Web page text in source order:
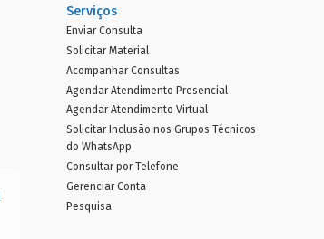
Serviços
Enviar Consulta
Solicitar Material
Acompanhar Consultas
Agendar Atendimento Presencial
Agendar Atendimento Virtual
Solicitar Inclusão nos Grupos Técnicos
do WhatsApp
Consultar por Telefone
Gerenciar Conta
Pesquisa